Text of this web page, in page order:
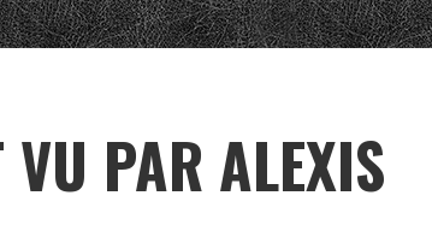
VU PAR ALEXIS